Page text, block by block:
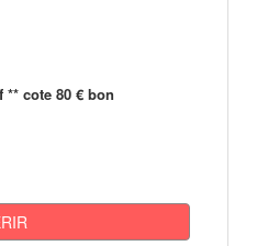
** cote 80 € bon